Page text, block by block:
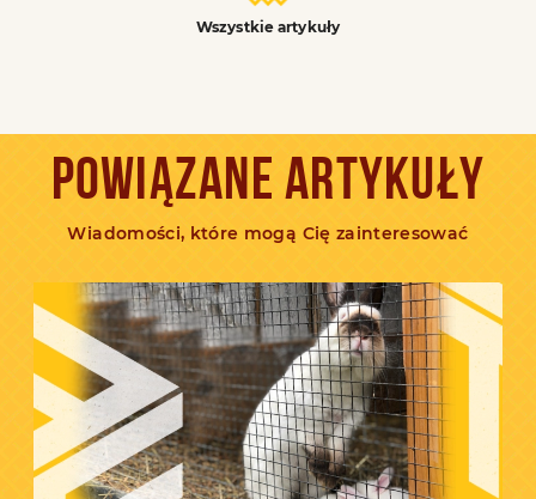
Wszystkie artykuły
POWIĄZANE ARTYKUŁY
Wiadomości, które mogą Cię zainteresować